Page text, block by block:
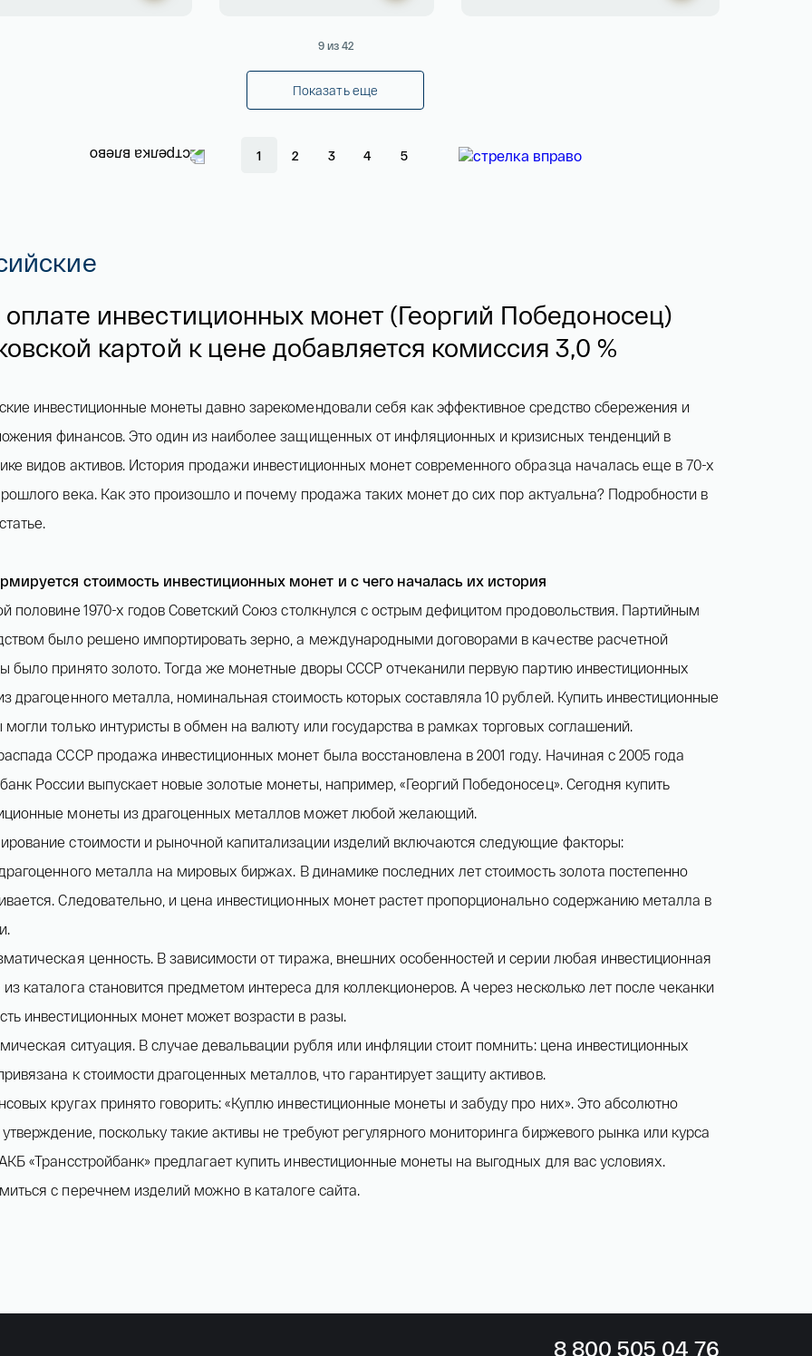
9из 42
Показать еще
1 2 3 4 5
инвестиционных монет (Георгий Победоносец)
картой к цене добавляется комиссия 3,0 %
инвестиционные монеты давно зарекомендовали себя как эффективное средство сбережения и
финансов. Это один из наиболее защищенных от инфляционных и кризисных тенденций в
видов активов. История продажи инвестиционных монет современного образца началась еще в 70-х
века. Как это произошло и почему продажа таких монет до сих пор актуальна? Подробности в
стоимость инвестиционных монет и с чего началась их история
половине 1970-х годов Советский Союз столкнулся с острым дефицитом продовольствия. Партийным
было решено импортировать зерно, а международными договорами в качестве расчетной
было принято золото. Тогда же монетные дворы СССР отчеканили первую партию инвестиционных
драгоценного металла, номинальная стоимость которых составляла 10 рублей. Купить инвестиционные
только интуристы в обмен на валюту или государства в рамках торговых соглашений.
СССР продажа инвестиционных монет была восстановлена в 2001 году. Начиная с 2005 года
России выпускает новые золотые монеты, например, «Георгий Победоносец». Сегодня купить
монеты из драгоценных металлов может любой желающий.
стоимости и рыночной капитализации изделий включаются следующие факторы:
металла на мировых биржах. В динамике последних лет стоимость золота постепенно
Следовательно, и цена инвестиционных монет растет пропорционально содержанию металла в
ценность. В зависимости от тиража, внешних особенностей и серии любая инвестиционная
каталога становится предметом интереса для коллекционеров. А через несколько лет после чеканки
инвестиционных монет может возрасти в разы.
ситуация. В случае девальвации рубля или инфляции стоит помнить: цена инвестиционных
к стоимости драгоценных металлов, что гарантирует защиту активов.
кругах принято говорить: «Куплю инвестиционные монеты и забуду про них». Это абсолютно
поскольку такие активы не требуют регулярного мониторинга биржевого рынка или курса
«Трансстройбанк» предлагает купить инвестиционные монеты на выгодных для вас условиях.
с перечнем изделий можно в каталоге сайта.
8 800 505 04 76